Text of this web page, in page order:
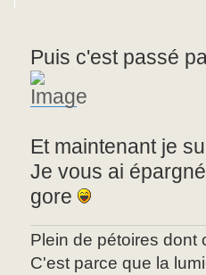
Puis c'est passé
Et maintenant je
Je vous ai
gore
Plein de pétoires dont
C'est parce que la